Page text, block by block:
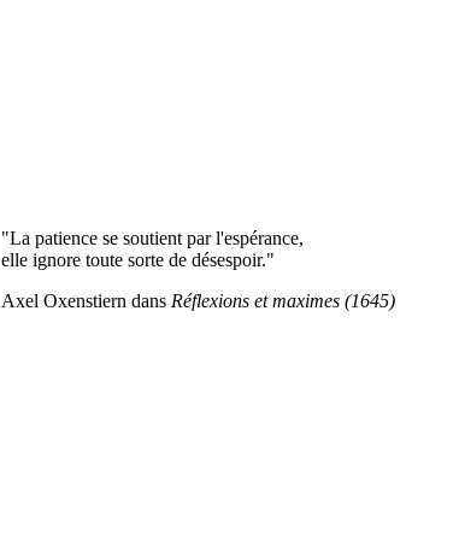
"La patience se soutient par l'espérance,
elle ignore toute sorte de désespoir."
Axel Oxenstiern dans Réflexions et maximes (1645)